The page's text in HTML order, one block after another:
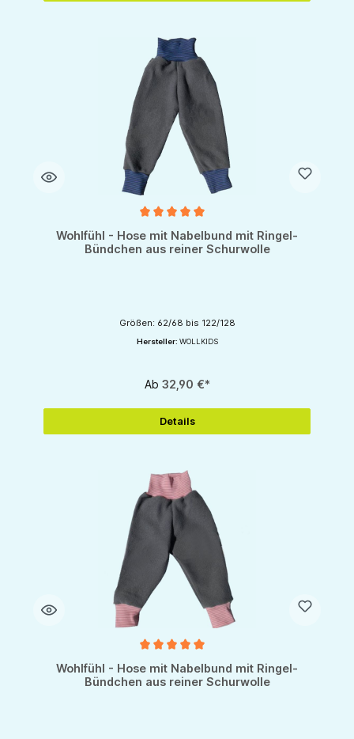
Wohlfühl - Hose mit Nabelbund mit Ringel-
Bündchen aus reiner Schurwolle
Größen: 62/68 bis 122/128
Hersteller: WOLLKIDS
Ab 32,90 €*
Details
Wohlfühl - Hose mit Nabelbund mit Ringel-
Bündchen aus reiner Schurwolle